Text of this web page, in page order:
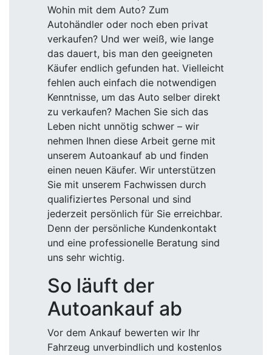
Wohin mit dem Auto? Zum
Autohändler oder noch eben privat
verkaufen? Und wer weiß, wie lange
das dauert, bis man den geeigneten
Käufer endlich gefunden hat. Vielleicht
fehlen auch einfach die notwendigen
Kenntnisse, um das Auto selber direkt
zu verkaufen? Machen Sie sich das
Leben nicht unnötig schwer – wir
nehmen Ihnen diese Arbeit gerne mit
unserem Autoankauf ab und finden
einen neuen Käufer. Wir unterstützen
Sie mit unserem Fachwissen durch
qualifiziertes Personal und sind
jederzeit persönlich für Sie erreichbar.
Denn der persönliche Kundenkontakt
und eine professionelle Beratung sind
uns sehr wichtig.
So läuft der
Autoankauf ab
Vor dem Ankauf bewerten wir Ihr
Fahrzeug unverbindlich und kostenlos